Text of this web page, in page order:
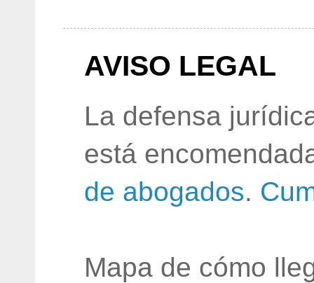
AVISO LEGAL
La defensa
está
de abogados.
Mapa de cómo